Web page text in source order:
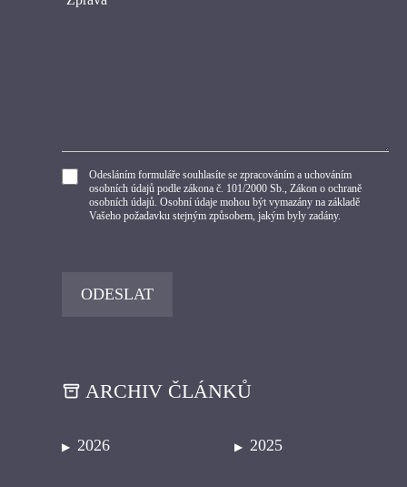
Odesláním formuláře souhlasíte se zpracováním a uchováním
osobních údajů podle zákona č. 101/2000 Sb., Zákon o ochraně
osobních údajů. Osobní údaje mohou být vymazány na základě
Vašeho požadavku stejným způsobem, jakým byly zadány.
ARCHIV ČLÁNKŮ
2026 2025